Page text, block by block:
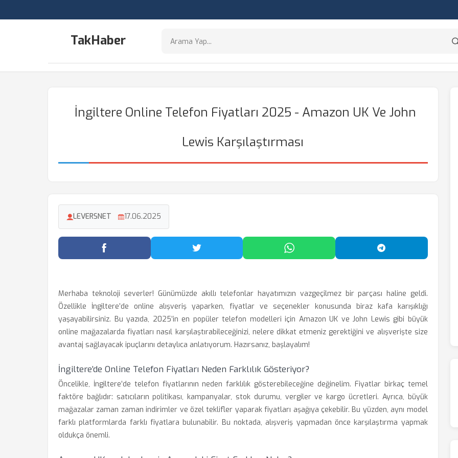
TakHaber
İngiltere Online Telefon Fiyatları 2025 - Amazon UK Ve John
Lewis Karşılaştırması
LEVERSNET 17.06.2025
Facebook'ta Paylaş Twitter'da Paylaş WhatsApp'ta Paylaş Telegram'da
Merhaba teknoloji severler! Günümüzde akıllı telefonlar hayatımızın vazgeçilmez bir parçası haline geldi.
Özellikle İngiltere’de online alışveriş yaparken, fiyatlar ve seçenekler konusunda biraz kafa karışıklığı
yaşayabilirsiniz. Bu yazıda, 2025’in en popüler telefon modelleri için Amazon UK ve John Lewis gibi büyük
online mağazalarda fiyatları nasıl karşılaştırabileceğinizi, nelere dikkat etmeniz gerektiğini ve alışverişte size
avantaj sağlayacak ipuçlarını detaylıca anlatıyorum. Hazırsanız, başlayalım!
İngiltere’de Online Telefon Fiyatları Neden Farklılık Gösteriyor?
Öncelikle, İngiltere’de telefon fiyatlarının neden farklılık gösterebileceğine değinelim. Fiyatlar birkaç temel
faktöre bağlıdır: satıcıların politikası, kampanyalar, stok durumu, vergiler ve kargo ücretleri. Ayrıca, büyük
mağazalar zaman zaman indirimler ve özel teklifler yaparak fiyatları aşağıya çekebilir. Bu yüzden, aynı model
farklı platformlarda farklı fiyatlara bulunabilir. Bu noktada, alışveriş yapmadan önce karşılaştırma yapmak
oldukça önemli.